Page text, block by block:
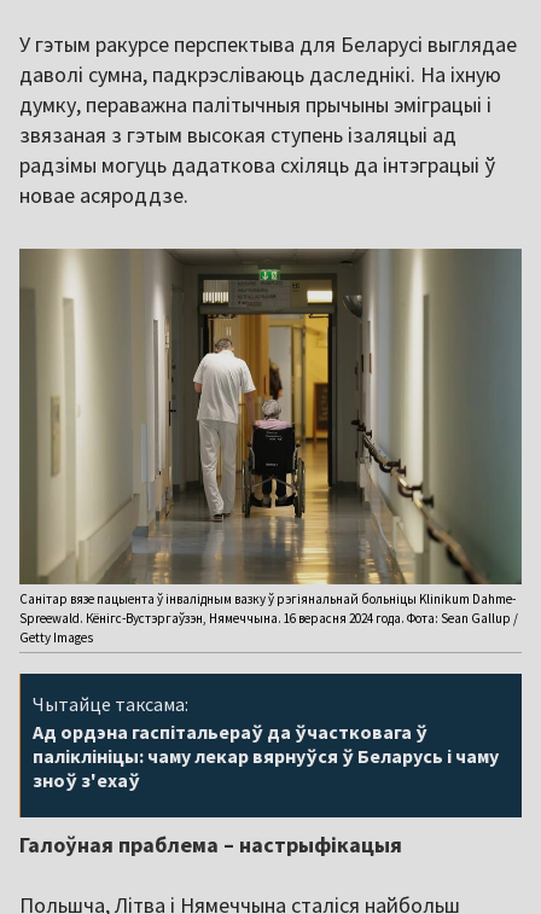
У гэтым ракурсе перспектыва для Беларусі выглядае
даволі сумна, падкрэсліваюць даследнікі. На іхную
думку, пераважна палітычныя прычыны эміграцыі і
звязаная з гэтым высокая ступень ізаляцыі ад
радзімы могуць дадаткова схіляць да інтэграцыі ў
новае асяроддзе.
Санітар вязе пацыента ў інвалідным вазку ў рэгіянальнай больніцы Klinikum Dahme-
Spreewald. Кёнігс-Вустэргаўзэн, Нямеччына. 16 верасня 2024 года. Фота: Sean Gallup /
Getty Images
Чытайце таксама:
Ад ордэна гаспітальераў да ўчастковага ў
паліклініцы: чаму лекар вярнуўся ў Беларусь і чаму
зноў з'ехаў
Галоўная праблема – настрыфікацыя
Польшча, Літва і Нямеччына сталіся найбольш